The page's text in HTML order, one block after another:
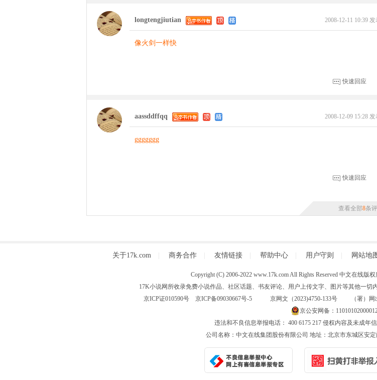
2008-12-11 10:39
longtengjiutian
像火剑一样快
快速回应
2008-12-09 15:28
aassddffqq
ggggggg
快速回应
查看全部8条
关于17k.com 商务合作 友情链接 帮助中心 用户守则 网站地
Copyright (C) 2006-2022 www.17k.com All Rights Reserved 中文在线版
17K小说网所收录免费小说作品、社区话题、书友评论、用户上传文字、图片等其他一切
京ICP证010590号 京ICP备09030667号-5京网文（2023)4750-133号 （署）网
京公安网备：
违法和不良信息举报电话： 400 6175 217 侵权内容及未成年
公司名称：中文在线集团股份有限公司 地址：北京市东城区安